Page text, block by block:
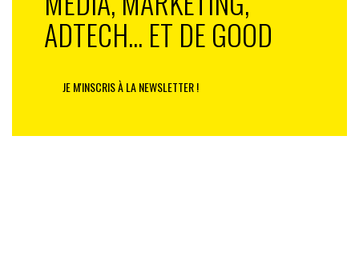
ADTECH... ET DE GOOD
JE M'INSCRIS À LA NEWSLETTER !